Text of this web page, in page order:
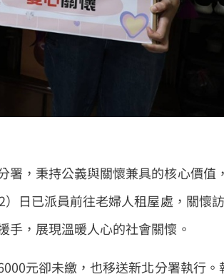
，秉持公義與關懷兼具的核心價值，
日已派員前往老婦人租屋處，關懷訪
，展現溫暖人心的社會關懷。
元卻未繳，也移送新北分署執行。